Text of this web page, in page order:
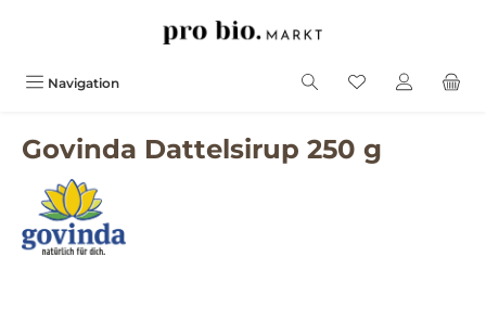
Navigation
Govinda Dattelsirup 250 g